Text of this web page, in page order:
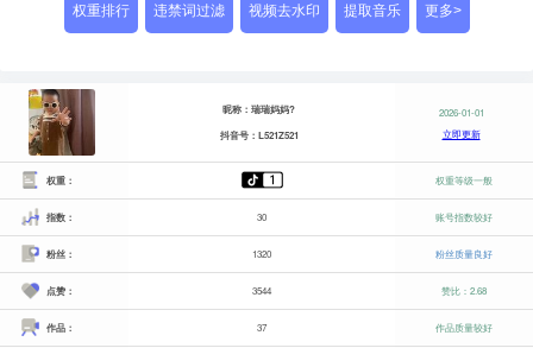
权重排行 违禁词过滤 视频去水印 提取音乐 更多>
昵称：瑞瑞妈妈?
抖音号：L521Z521
2026-01-01
立即更新
权重： 权重等级一般
指数： 30 账号指数较好
粉丝： 1320 粉丝质量良好
点赞： 3544 赞比：2.68
作品： 37 作品质量较好